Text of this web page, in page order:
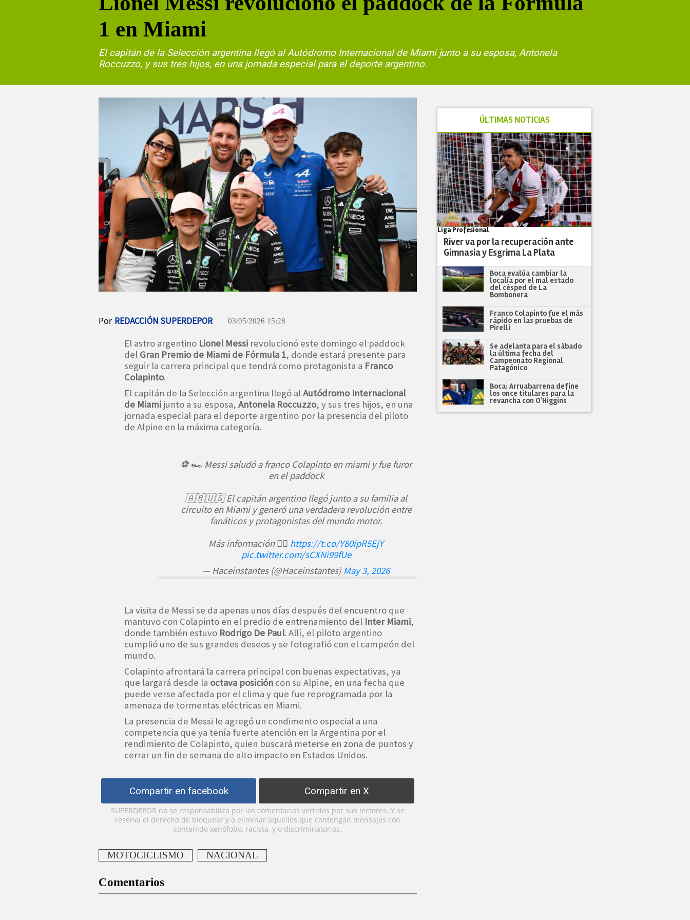
1 en Miami
El capitán de la Selección argentina llegó al Autódromo Internacional de Miami junto a su esposa, Antonela
Roccuzzo, y sus tres hijos, en una jornada especial para el deporte argentino.
Por REDACCIÓN SUPERDEPOR | 03/05/2026 15:28
El astro argentino Lionel Messi revolucionó este domingo el paddock
del Gran Premio de Miami de Fórmula 1, donde estará presente para
seguir la carrera principal que tendrá como protagonista a Franco
Colapinto.
El capitán de la Selección argentina llegó alAutódromo Internacional
de Miami junto a su esposa, Antonela Roccuzzo, y sus tres hijos, en una
jornada especial para el deporte argentino por la presencia del piloto
de Alpine en la máxima categoría.
⚽️ 🏎️ Messi saludó a franco Colapinto en miami y fue furor
en el paddock
🇦🇷🇺🇸 El capitán argentino llegó junto a su familia al
circuito en Miami y generó una verdadera revolución entre
fanáticos y protagonistas del mundo motor.
Más información 👉🏼 https://t.co/Y80ipR5EjY
pic.twitter.com/sCXNi99fUe
— Haceinstantes (@Haceinstantes) May 3, 2026
La visita de Messi se da apenas unos días después del encuentro que
mantuvo con Colapinto en el predio de entrenamiento del Inter Miami,
donde también estuvo Rodrigo De Paul. Allí, el piloto argentino
cumplió uno de sus grandes deseos y se fotografió con el campeón del
mundo.
Colapinto afrontará la carrera principal con buenas expectativas, ya
que largará desde la octava posición con su Alpine, en una fecha que
puede verse afectada por el clima y que fue reprogramada por la
amenaza de tormentas eléctricas en Miami.
La presencia de Messi le agregó un condimento especial a una
competencia que ya tenía fuerte atención en la Argentina por el
rendimiento de Colapinto, quien buscará meterse en zona de puntos y
cerrar un fin de semana de alto impacto en Estados Unidos.
Compartir en facebook Compartir en X
SUPERDEPOR no se responsabiliza por los comentarios vertidos por sus lectores. Y se
reserva el derecho de bloquear y o eliminar aquellos que contengan mensajes con
contenido xenófobo, racista, y o discriminatorios.
MOTOCICLISMO NACIONAL
Comentarios
ÚLTIMAS NOTICIAS
Liga Profesional
River va por la recuperación ante
Gimnasia y Esgrima La Plata
Boca evalúa cambiar la
localía por el mal estado
del césped de La
Bombonera
Franco Colapinto fue el más
rápido en las pruebas de
Pirelli
Se adelanta para el sábado
la última fecha del
Campeonato Regional
Patagónico
Boca: Arruabarrena define
los once titulares para la
revancha con O'Higgins